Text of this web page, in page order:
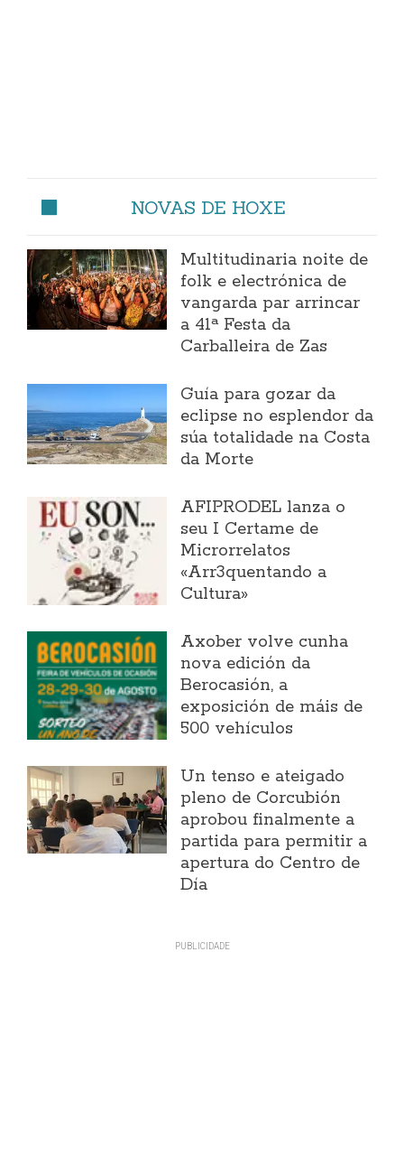
NOVAS DE HOXE
Multitudinaria noite de
folk e electrónica de
vangarda par arrincar
a 41ª Festa da
Carballeira de Zas
Guía para gozar da
eclipse no esplendor da
súa totalidade na Costa
da Morte
AFIPRODEL lanza o
seu I Certame de
Microrrelatos
«Arr3quentando a
Cultura»
Axober volve cunha
nova edición da
Berocasión, a
exposición de máis de
500 vehículos
Un tenso e ateigado
pleno de Corcubión
aprobou finalmente a
partida para permitir a
apertura do Centro de
Día